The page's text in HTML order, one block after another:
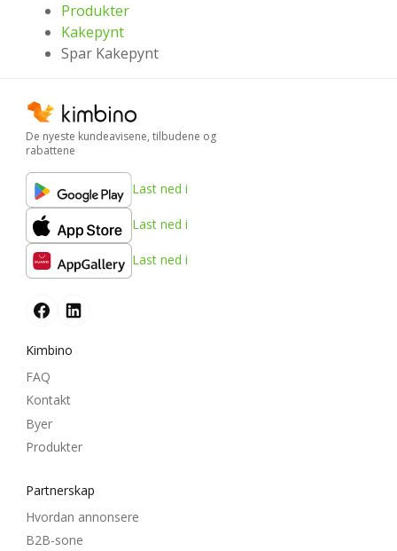
Produkter
Kakepynt
Spar Kakepynt
De nyeste kundeavisene, tilbudene og
rabattene
Last ned i
Last ned i
Last ned i
Kimbino
FAQ
Kontakt
Byer
Produkter
Partnerskap
Hvordan annonsere
B2B-sone